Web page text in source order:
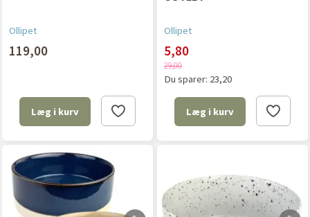
Ollipet
119,00
Læg i kurv
Ollipet
5,80
29,00
Du sparer: 23,20
Læg i kurv